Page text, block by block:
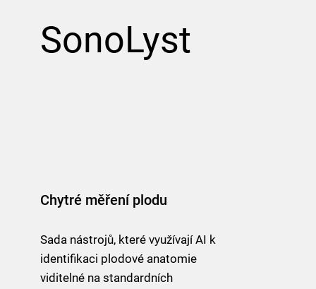
SonoLyst
Chytré měření plodu
Sada nástrojů, které využívají AI k
identifikaci plodové anatomie
viditelné na standardních